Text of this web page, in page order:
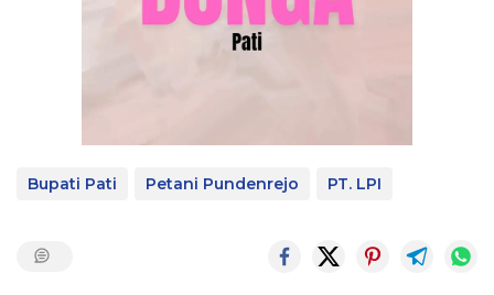
Bupati Pati Petani Pundenrejo PT. LPI